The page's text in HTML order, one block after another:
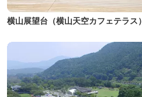
横山展望台（横山天空カフェテラス）